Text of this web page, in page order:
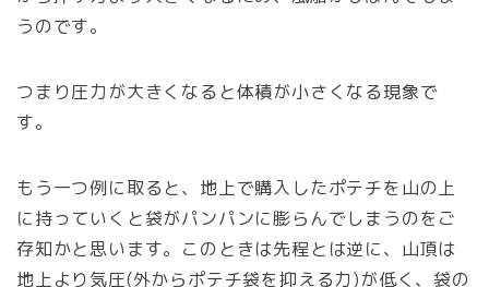
うのです。
つまり圧力が大きくなると体積が小さくなる現象で
す。
もう一つ例に取ると、地上で購入したポテチを山の上
に持っていくと袋がパンパンに膨らんでしまうのをご
存知かと思います。このときは先程とは逆に、山頂は
地上より気圧(外からポテチ袋を抑える力)が低く、袋の